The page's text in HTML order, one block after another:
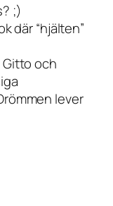
;)
där “hjälten”
Gitto och
lever